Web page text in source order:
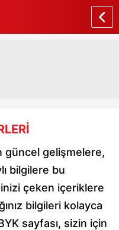
güncel gelişmelere,
bilgilere bu
çeken içeriklere
bilgileri kolayca
sayfası, sizin için